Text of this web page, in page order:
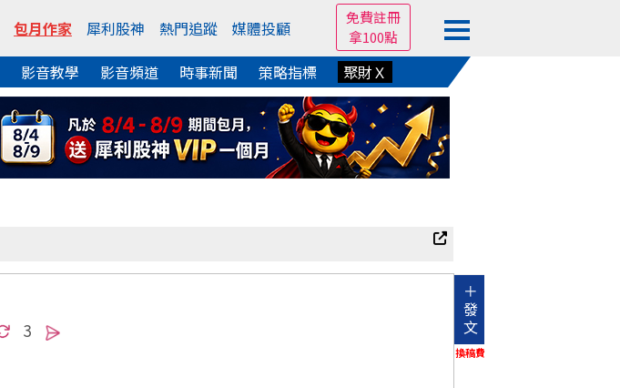
包月作家 犀利股神 熱門追蹤 媒體投顧
免費註冊
拿100點
影音教學 影音頻道 時事新聞 策略指標 聚財Ｘ
＋
發
文
換稿費
3